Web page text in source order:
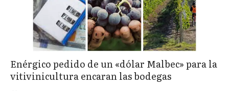
Enérgico pedido de un «dólar Malbec» para la
vitivinicultura encaran las bodegas